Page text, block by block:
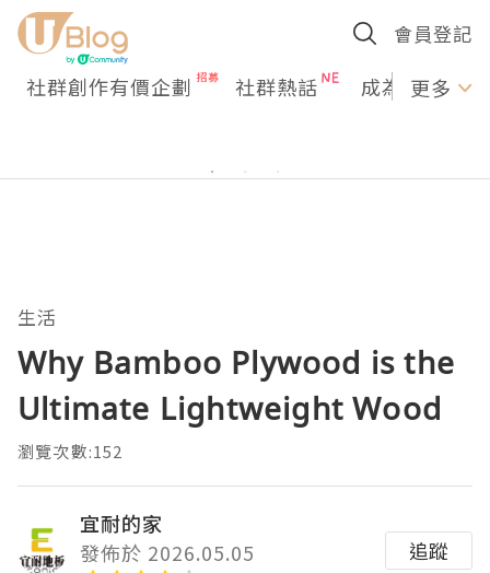
會員登記
社群創作有價企劃 社群熱話 成為U更多
生活
Why Bamboo Plywood is the
Ultimate Lightweight Wood
瀏覽次數:152
宜耐的家
發佈於 2026.05.05
追蹤